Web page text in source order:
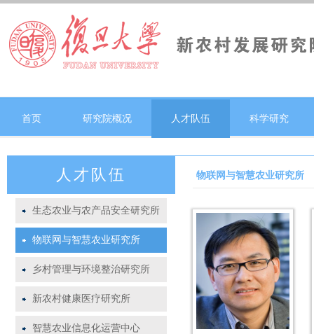
首页 研究院概况 人才队伍 科学研究
人才队伍
生态农业与农产品安全研究所
物联网与智慧农业研究所
乡村管理与环境整治研究所
新农村健康医疗研究所
智慧农业信息化运营中心
物联网与智慧农业研究所